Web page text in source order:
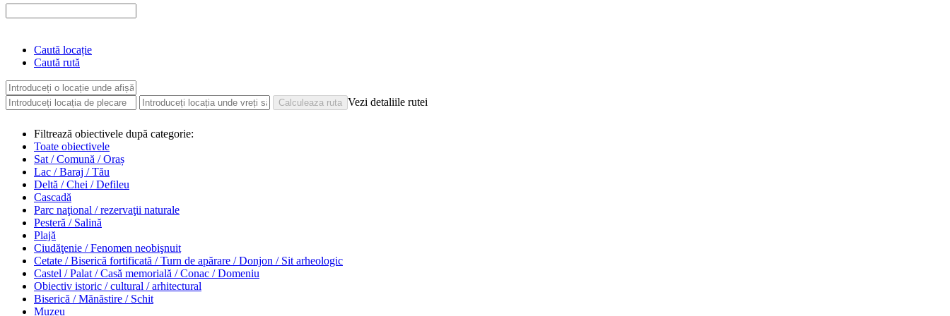
Caută locație
Caută rută
Vezi detaliile rutei
Filtrează obiectivele după categorie:
Toate obiectivele
Sat / Comună / Oraș
Lac / Baraj / Tău
Deltă / Chei / Defileu
Cascadă
Parc naţional / rezervaţii naturale
Pesteră / Salină
Plajă
Ciudăţenie / Fenomen neobişnuit
Cetate / Biserică fortificată / Turn de apărare / Donjon / Sit arheologic
Castel / Palat / Casă memorială / Conac / Domeniu
Obiectiv istoric / cultural / arhitectural
Biserică / Mănăstire / Schit
Muzeu